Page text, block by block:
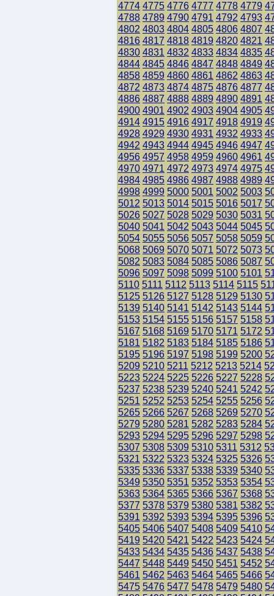
4774 4775 4776 4777 4778 4779
4788 4789 4790 4791 4792 4793
4802 4803 4804 4805 4806 4807
4816 4817 4818 4819 4820 4821
4830 4831 4832 4833 4834 4835
4844 4845 4846 4847 4848 4849
4858 4859 4860 4861 4862 4863
4872 4873 4874 4875 4876 4877
4886 4887 4888 4889 4890 4891
4900 4901 4902 4903 4904 4905
4914 4915 4916 4917 4918 4919
4928 4929 4930 4931 4932 4933
4942 4943 4944 4945 4946 4947
4956 4957 4958 4959 4960 4961
4970 4971 4972 4973 4974 4975
4984 4985 4986 4987 4988 4989
4998 4999 5000 5001 5002 5003
5012 5013 5014 5015 5016 5017
5026 5027 5028 5029 5030 5031
5040 5041 5042 5043 5044 5045
5054 5055 5056 5057 5058 5059
5068 5069 5070 5071 5072 5073
5082 5083 5084 5085 5086 5087
5096 5097 5098 5099 5100 5101
5110 5111 5112 5113 5114 5115
5125 5126 5127 5128 5129 5130
5139 5140 5141 5142 5143 5144
5153 5154 5155 5156 5157 5158
5167 5168 5169 5170 5171 5172
5181 5182 5183 5184 5185 5186
5195 5196 5197 5198 5199 5200
5209 5210 5211 5212 5213 5214
5223 5224 5225 5226 5227 5228
5237 5238 5239 5240 5241 5242
5251 5252 5253 5254 5255 5256
5265 5266 5267 5268 5269 5270
5279 5280 5281 5282 5283 5284
5293 5294 5295 5296 5297 5298
5307 5308 5309 5310 5311 5312
5321 5322 5323 5324 5325 5326
5335 5336 5337 5338 5339 5340
5349 5350 5351 5352 5353 5354
5363 5364 5365 5366 5367 5368
5377 5378 5379 5380 5381 5382
5391 5392 5393 5394 5395 5396
5405 5406 5407 5408 5409 5410
5419 5420 5421 5422 5423 5424
5433 5434 5435 5436 5437 5438
5447 5448 5449 5450 5451 5452
5461 5462 5463 5464 5465 5466
5475 5476 5477 5478 5479 5480